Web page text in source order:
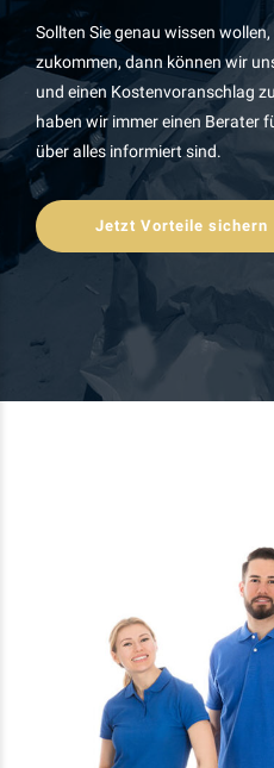
Sollten Sie genau wissen
zukommen, dann können wir
und einen Kostenvoranschlag
haben wir immer einen Berater
über alles informiert sind.
Jetzt Vorteile sichern